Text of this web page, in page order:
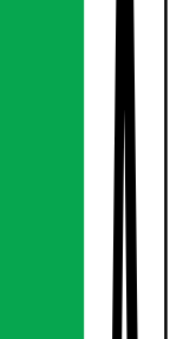
cm - 9 er-